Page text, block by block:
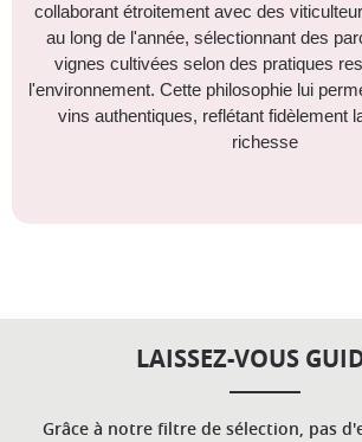
collaborant étroitement avec des
au long de l'année, sélectionnant des
vignes cultivées selon des pratiques
l'environnement. Cette philosophie lui
vins authentiques, reflétant fidèlement
richesse
LAISSEZ-VOUS
Grâce à notre filtre de sélection, pas